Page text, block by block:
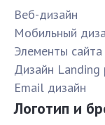
Веб-дизайн
Мобильный
Элементы
Дизайн Landing
Email дизайн
Логотип и